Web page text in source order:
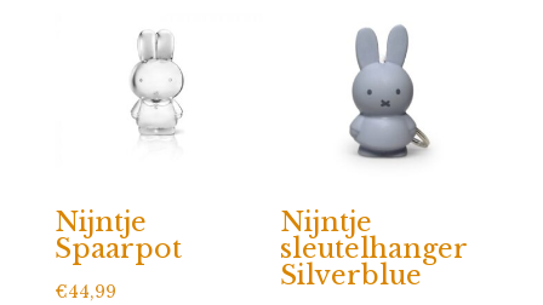
Nijntje
Spaarpot
€44,99
Nijntje
sleutelhanger
Silverblue